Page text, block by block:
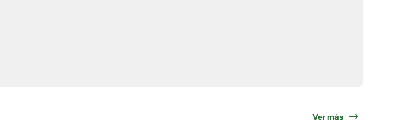
Ver más